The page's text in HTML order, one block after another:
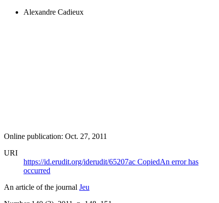
Alexandre Cadieux
Online publication: Oct. 27, 2011
URI
https://id.erudit.org/iderudit/65207ac CopiedAn error has
occurred
An article of the journal Jeu